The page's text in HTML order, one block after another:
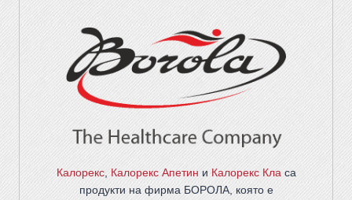
Калорекс,Калорекс Апетин иКалорекс Класа
продукти на фирма БОРОЛА, която е